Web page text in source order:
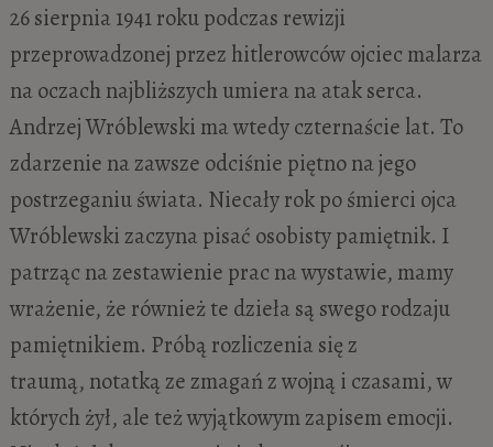
26 sierpnia 1941 roku podczas rewizji
przeprowadzonej przez hitlerowców ojciec malarza
na oczach najbliższych umiera na atak serca.
Andrzej Wróblewski ma wtedy czternaście lat. To
zdarzenie na zawsze odciśnie piętno na jego
postrzeganiu świata. Niecały rok po śmierci ojca
Wróblewski zaczyna pisać osobisty pamiętnik. I
patrząc na zestawienie prac na wystawie, mamy
wrażenie, że również te dzieła są swego rodzaju
pamiętnikiem. Próbą rozliczenia się z
traumą, notatką ze zmagań z wojną i czasami, w
których żył, ale też wyjątkowym zapisem emocji.